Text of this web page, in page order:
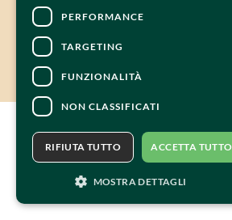
PERFORMANCE
TARGETING
FUNZIONALITÀ
NON CLASSIFICATI
ACCETTA TUTTO
RIFIUTA TUTTO
MOSTRA DETTAGLI